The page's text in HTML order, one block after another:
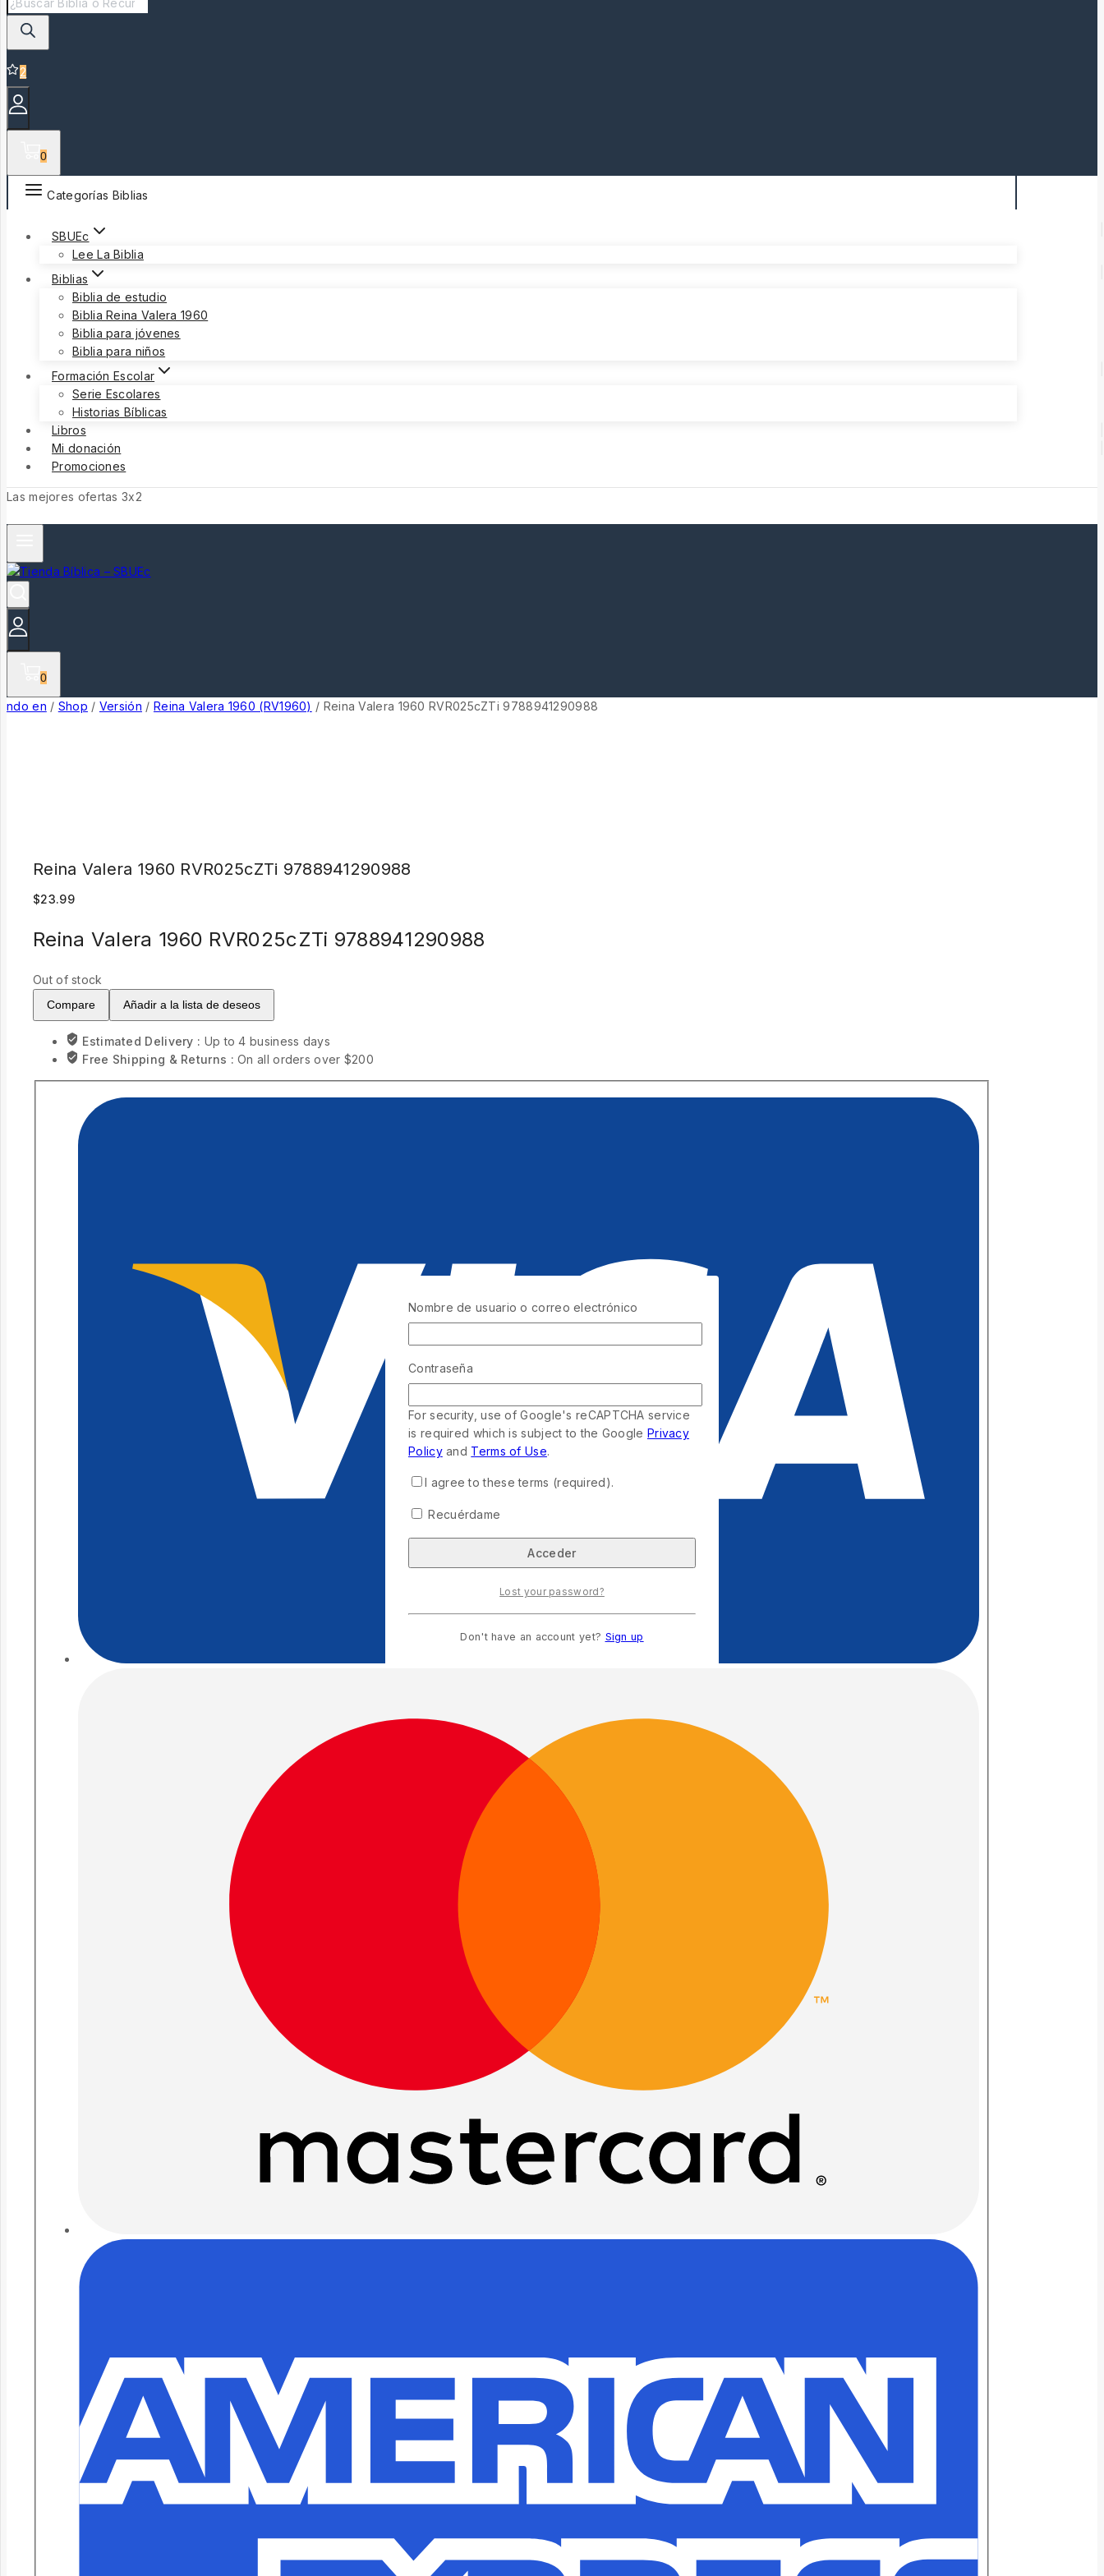
de
productos
2
0
Categorías Biblias
SBUEc
Lee La Biblia
Biblias
Biblia de estudio
Biblia Reina Valera 1960
Biblia para jóvenes
Biblia para niños
Formación Escolar
Serie Escolares
Historias Bíblicas
Libros
Mi donación
Promociones
Las mejores ofertas 3x2
0
ndo en / Shop / Versión / Reina Valera 1960 (RV1960) / Reina Valera 1960 RVR025cZTi 9788941290988
Reina Valera 1960 RVR025cZTi 9788941290988
$23.99
Reina Valera 1960 RVR025cZTi 9788941290988
Out of stock
Compare Añadir a la lista de deseos
Estimated Delivery : Up to 4 business days
Free Shipping & Returns :On all orders over $200
Nombre de usuario o correo electrónico
Contraseña
For security, use of Google's reCAPTCHA service
is required which is subject to the Google Privacy
Policyand Terms of Use.
I agree to these terms (required).
Recuérdame
Lost your password?
Don't have an account yet? Sign up